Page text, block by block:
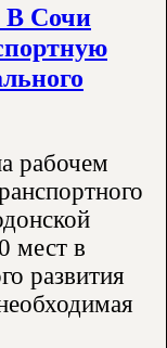
В Сочи
рабочем
мест в
развития